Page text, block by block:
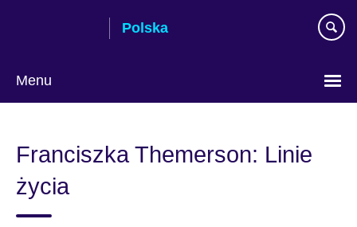
Polska
Menu
Franciszka Themerson: Linie
życia